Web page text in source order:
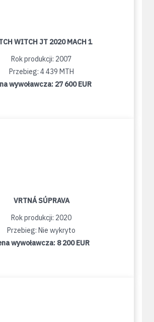
WITCH JT 2020 MACH 1
Rok produkcji: 2007
Przebieg: 4 439 MTH
wywoławcza: 27 600 EUR
VRTNÁ SÚPRAVA
Rok produkcji: 2020
Przebieg: Nie wykryto
wywoławcza: 8 200 EUR